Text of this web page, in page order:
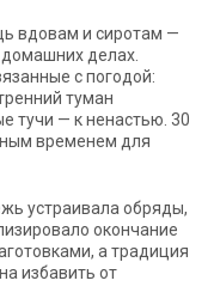
вдовам и сиротам —
делах.
с погодой:
туман
тучи — к ненастью. 30
временем для
устраивала обряды,
окончание
а традиция
избавить от